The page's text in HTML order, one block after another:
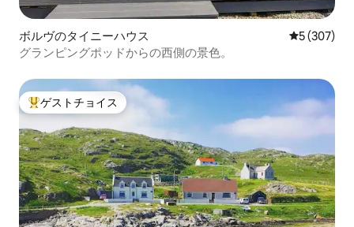
ボルヴのタイニーハウス レビュー
5 (307)
グランピングポッドからの西側の景色。
大好評のゲストチョイスです。
ゲストチョイス